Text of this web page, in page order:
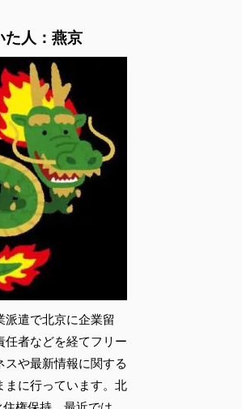
人：燕京
派遣で北京に企業留
者などを経てフリー
や最新情報に関する
まに行っています。北